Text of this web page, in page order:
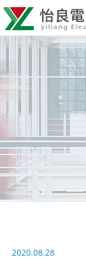
怡
良
電
機
有
限
公
司
2020.08.28